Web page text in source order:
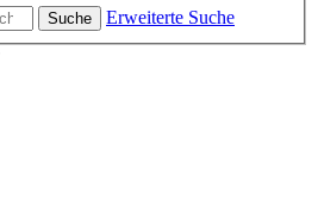
Suche
Erweiterte Suche